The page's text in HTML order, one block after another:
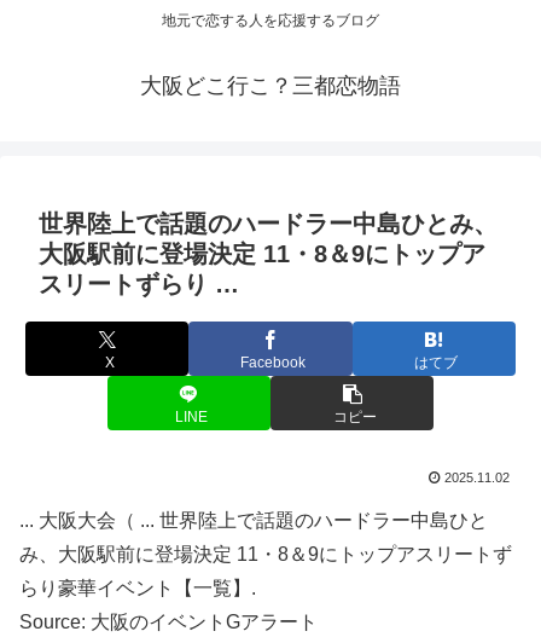
地元で恋する人を応援するブログ
大阪どこ行こ？三都恋物語
世界陸上で話題のハードラー中島ひとみ、
大阪駅前に登場決定 11・8＆9にトップア
スリートずらり …
X Facebook はてブ
LINE コピー
2025.11.02
... 大阪大会（ ... 世界陸上で話題のハードラー中島ひと
み、大阪駅前に登場決定 11・8＆9にトップアスリートず
らり豪華イベント【一覧】.
Source: 大阪のイベントGアラート